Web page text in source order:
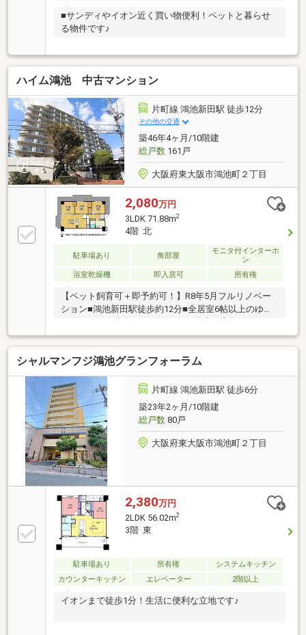
■サンディやイオン近く買い物便利！ペットと暮らせ
る物件です♪
ハイム鴻池 中古マンション
片町線 鴻池新田駅 徒歩12分
その他の交通
築46年4ヶ月/10階建
総戸数161戸
大阪府東大阪市鴻池町２丁目
2,080万円
3LDK 71.88m2
4階 北
駐車場あり 角部屋
モニタ付インターホ
ン
浴室乾燥機
即入居可 所有権
【ペット飼育可＋即予約可！】R8年5月フルリノベー
ション■鴻池新田駅徒歩約12分■全居室6帖以上のゆと
ーまで徒歩約2分でお買物に便利
シャルマンフジ鴻池グランフォーラム
片町線 鴻池新田駅 徒歩6分
築23年2ヶ月/10階建
総戸数80戸
大阪府東大阪市鴻池町２丁目
2,380万円
2LDK 56.02m2
3階 東
駐車場あり 所有権
システムキッチン
カウンターキッチン
エレベーター 2階以上
イオンまで徒歩1分！生活に便利な立地です♪